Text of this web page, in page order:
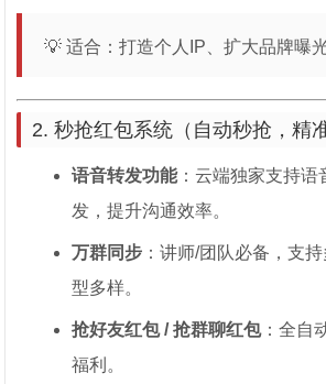
💡 适合：打造个人IP、扩大品牌曝
2. 秒抢红包系统（自动秒抢，精
语音转发功能：云端独家支持语
发，提升沟通效率。
万群同步 ：讲师/团队必备，支
型多样。
抢好友红包 / 抢群聊红包：全自
福利。